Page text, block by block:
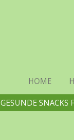
HOME
GESUNDE SNACKS